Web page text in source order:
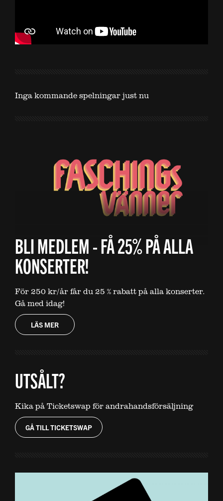
Inga kommande spelningar just nu
BLI MEDLEM - FÅ 25% PÅ ALLA
KONSERTER!
För 250 kr/år får du 25 % rabatt på alla konserter.
Gå med idag!
LÄS MER
UTSÅLT?
Kika på Ticketswap för andrahandsförsäljning
GÅ TILL TICKETSWAP